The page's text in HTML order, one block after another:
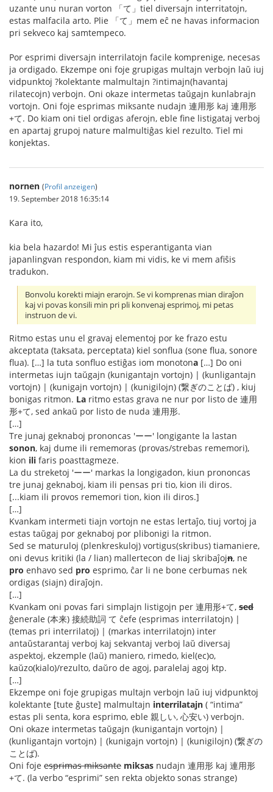
uzante unu nuran vorton 「て」tiel diversajn interritatojn,
estas malfacila arto. Plie 「て」mem eĉ ne havas informacion
pri sekveco kaj samtempeco.
Por esprimi diversajn interrilatojn facile komprenige, necesas
ja ordigado. Ekzempe oni foje grupigas multajn verbojn laŭ iuj
vidpunktoj ?kolektante malmultajn ?intimajn(havantaj
rilatecojn) verbojn. Oni okaze intermetas taŭgajn kunlabrajn
vortojn. Oni foje esprimas miksante nudajn 連用形 kaj 連用形
+て. Do kiam oni tiel ordigas aferojn, eble fine listigataj verboj
en apartaj grupoj nature malmultiĝas kiel rezulto. Tiel mi
konjektas.
nornen (Profil anzeigen)
19. September 2018 16:35:14
Kara ito,
kia bela hazardo! Mi ĵus estis esperantiganta vian
japanlingvan respondon, kiam mi vidis, ke vi mem afiŝis
tradukon.
Bonvolu korekti miajn erarojn. Se vi komprenas mian diraĵon
kaj vi povas konsili min pri pli konvenaj esprimoj, mi petas
instruon de vi.
Ritmo estas unu el gravaj elementoj por ke frazo estu
akceptata (taksata, perceptata) kiel sonflua (sone flua, sonore
flua). […] la tuta sonfluo estiĝas iom monotona […] Do oni
intermetas iujn taŭgajn (kunigantajn vortojn) | (kunligantajn
vortojn) | (kunigajn vortojn) | (kunigilojn) (繋ぎのことば) , kiuj
bonigas ritmon. La ritmo estas grava ne nur por listo de 連用
形+て, sed ankaŭ por listo de nuda 連用形.
[…]
Tre junaj geknaboj prononcas 'ーー' longigante la lastan
sonon, kaj dume ili rememoras (provas/strebas rememori),
kion ili faris poasttagmeze.
La du streketoj 'ーー' markas la longigadon, kiun prononcas
tre junaj geknaboj, kiam ili pensas pri tio, kion ili diros.
[...kiam ili provos rememori tion, kion ili diros.]
[…]
Kvankam intermeti tiajn vortojn ne estas lertaĵo, tiuj vortoj ja
estas taŭgaj por geknaboj por plibonigi la ritmon.
Sed se maturuloj (plenkreskuloj) vortigus(skribus) tiamaniere,
oni devus kritiki (la / lian) mallertecon de liaj skribaĵojn, ne
pro enhavo sed pro esprimo, ĉar li ne bone cerbumas nek
ordigas (siajn) diraĵojn.
[…]
Kvankam oni povas fari simplajn listigojn per 連用形+て, sed
ĝenerale (本来) 接続助詞 て ĉefe (esprimas interrilatojn) |
(temas pri interrilatoj) | (markas interrilatojn) inter
antaŭstarantaj verboj kaj sekvantaj verboj laŭ diversaj
aspektoj, ekzemple (laŭ) maniero, rimedo, kiel(ec)o,
kaŭzo(kialo)/rezulto, daŭro de agoj, paralelaj agoj ktp.
[…]
Ekzempe oni foje grupigas multajn verbojn laŭ iuj vidpunktoj
kolektante [tute ĝuste] malmultajn interrilatajn ( “intima”
estas pli senta, kora esprimo, eble 親しい, 心安い) verbojn.
Oni okaze intermetas taŭgajn (kunigantajn vortojn) |
(kunligantajn vortojn) | (kunigajn vortojn) | (kunigilojn) (繋ぎの
ことば).
Oni foje esprimas miksante miksas nudajn 連用形 kaj 連用形
+て. (la verbo “esprimi” sen rekta objekto sonas strange)